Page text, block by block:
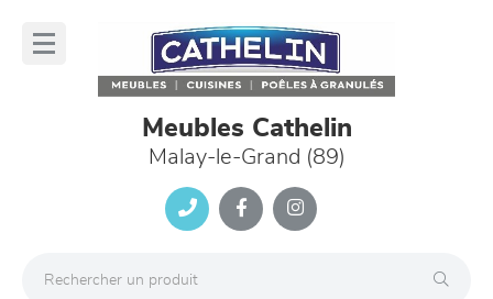
Meubles Cathelin
Malay-le-Grand (89)